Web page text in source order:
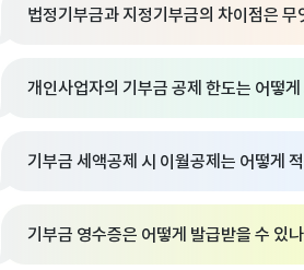
법정기부금과 지정기부금의 차이점은
개인사업자의 기부금 공제 한도는 어떻
기부금 세액공제 시 이월공제는 어떻게
기부금 영수증은 어떻게 발급받을 수 있